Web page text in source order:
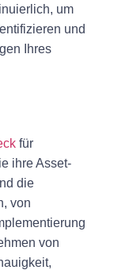
um
und
Ihres
für
ihre Asset-
die
von
von